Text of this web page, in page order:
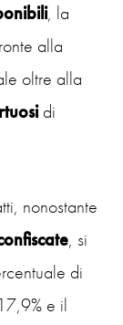
, la
alla
oltre alla
di
nonostante
, si
di
e il